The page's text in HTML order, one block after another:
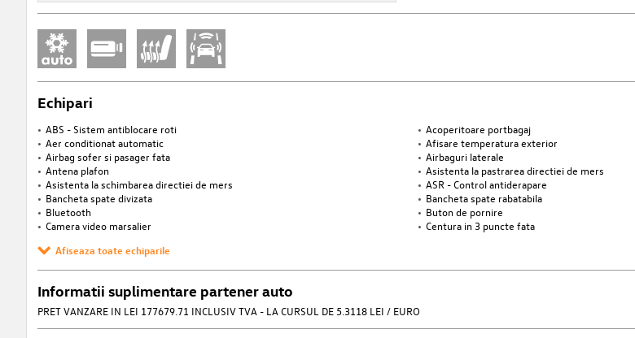
Echipari
ABS - Sistem antiblocare roti
Acoperitoare portbagaj
Aer conditionat automatic
Afisare temperatura exterior
Airbag sofer si pasager fata
Airbaguri laterale
Antena plafon
Asistenta la pastrarea directiei de mers
Asistenta la schimbarea directiei de mers
ASR - Control antiderapare
Bancheta spate divizata
Bancheta spate rabatabila
Bluetooth
Buton de pornire
Camera video marsalier
Centura in 3 puncte fata
Afiseaza toate echiparile
Informatii suplimentare partener auto
PRET VANZARE IN LEI 177679.71 INCLUSIV TVA - LA CURSUL DE 5.3118 LEI / EURO